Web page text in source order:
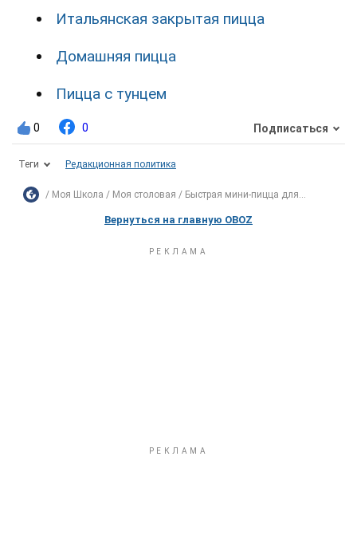
Итальянская закрытая пицца
Домашняя пицца
Пицца с тунцем
0 0 Подписаться
Теги Редакционная политика
Моя Школа Моя столовая Быстрая мини-пицца для...
Вернуться на главную OBOZ